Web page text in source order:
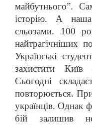
майбутнього”.
історію. А
сльозами. 100
найтрагічніших
Українські
захистити Київ
Сьогодні
повторюється.
українців. Однак
бій залишив